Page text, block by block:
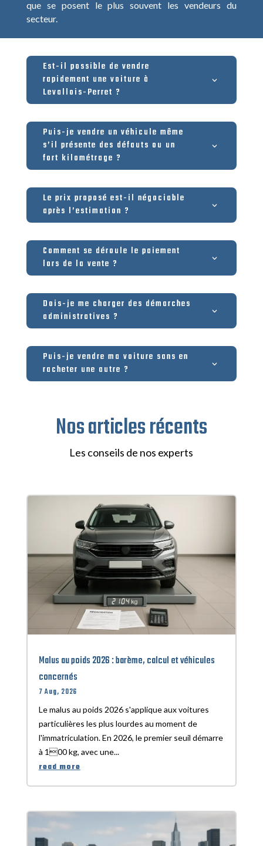
que se posent le plus souvent les vendeurs du
secteur.
Est-il possible de vendre
rapidement une voiture à
Levallois-Perret ?
Puis-je vendre un véhicule même
s’il présente des défauts ou un
fort kilométrage ?
Le prix proposé est-il négociable
après l’estimation ?
Comment se déroule le paiement
lors de la vente ?
Dois-je me charger des démarches
administratives ?
Puis-je vendre ma voiture sans en
racheter une autre ?
Nos articles récents
Les conseils de nos experts
Malus au poids 2026 : barème, calcul et véhicules
concernés
7 Aug, 2026
Le malus au poids 2026 s'applique aux voitures
particulières les plus lourdes au moment de
l'immatriculation. En 2026, le premier seuil démarre
à 100 kg, avec une...
read more